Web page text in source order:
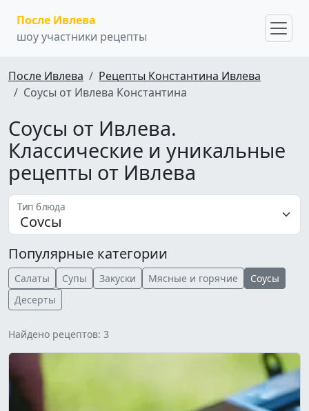
После Ивлева
шоу участники рецепты
После Ивлева
Рецепты Константина Ивлева
Соусы от Ивлева Константина
Соусы от Ивлева.
Классические и уникальные
рецепты от Ивлева
Тип блюда
Популярные категории
Салаты Супы Закуски Мясные и горячие
Соусы
Десерты
Найдено рецептов: 3